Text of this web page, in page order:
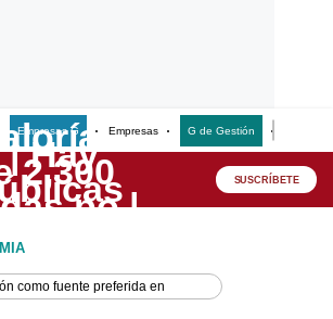
Empresas G Empresas G de Gestión
SUSCRÍBETE
como fuente preferida en